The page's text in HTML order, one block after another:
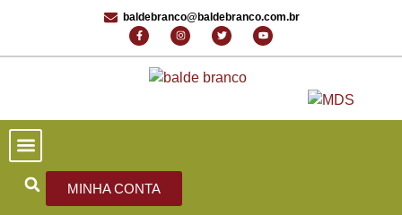
baldebranco@baldebranco.com.br
MINHA CONTA